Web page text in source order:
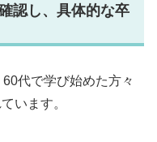
認し、具体的な卒
代で学び始めた方々
います。